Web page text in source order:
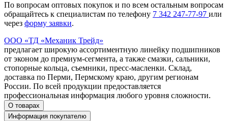
По вопросам оптовых покупок и по всем остальным вопросам
обращайтесь к специалистам по телефону 7 342 247-77-97 или
через форму заявки.
ООО «ТД «Механик Трейд»
предлагает широкую ассортиментную линейку подшипников
от эконом до премиум-сегмента, а также смазки, сальники,
стопорные кольца, съемники, пресс-масленки. Склад,
доставка по Перми, Пермскому краю, другим регионам
России. По всей продукции предоставляется
профессиональная информация любого уровня сложности.
О товарах
Информация покупателю